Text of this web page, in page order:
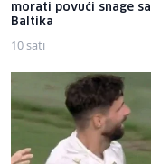
morati povući snage sa
Baltika
10 sati